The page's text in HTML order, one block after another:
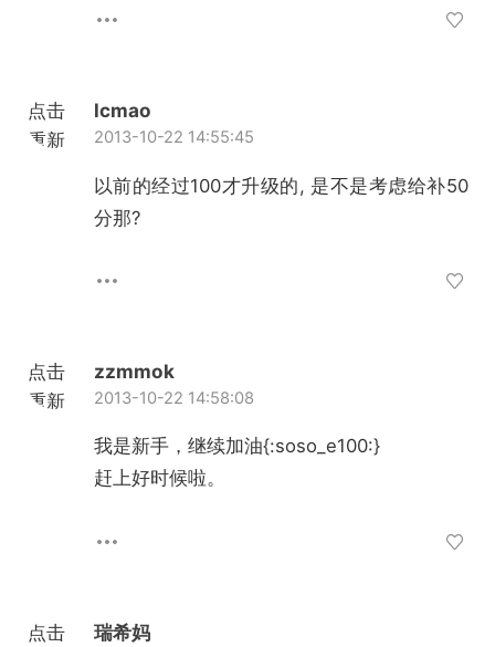
点击
重新
lcmao
2013-10-22 14:55:45
以前的经过100才升级的, 是不是考虑给补50
分那?
点击
重新
zzmmok
2013-10-22 14:58:08
我是新手，继续加油{:soso_e100:}
赶上好时候啦。
点击
瑞希妈